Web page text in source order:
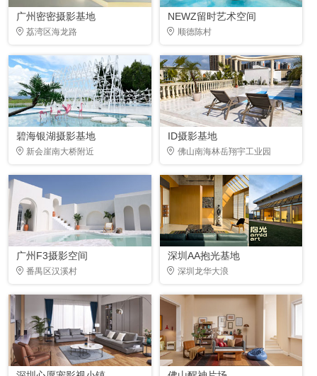
广州密密摄影基地
荔湾区海龙路
NEWZ留时艺术空间
顺德陈村
碧海银湖摄影基地
新会崖南大桥附近
ID摄影基地
佛山南海林岳翔宇工业园
广州F3摄影空间
番禺区汉溪村
深圳AA抱光基地
深圳龙华大浪